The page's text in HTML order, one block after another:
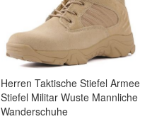
Herren Taktische Stiefel Armee
Stiefel Militar Wuste Mannliche
Wanderschuhe